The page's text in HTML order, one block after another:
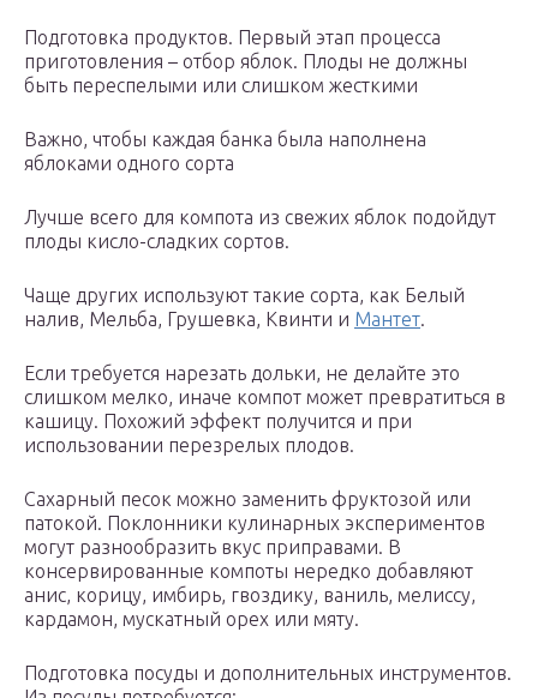
Подготовка продуктов. Первый этап процесса
приготовления – отбор яблок. Плоды не должны
быть переспелыми или слишком жесткими
Важно, чтобы каждая банка была наполнена
яблоками одного сорта
Лучше всего для компота из свежих яблок подойдут
плоды кисло-сладких сортов.
Чаще других используют такие сорта, как Белый
налив, Мельба, Грушевка, Квинти и Мантет.
Если требуется нарезать дольки, не делайте это
слишком мелко, иначе компот может превратиться в
кашицу. Похожий эффект получится и при
использовании перезрелых плодов.
Сахарный песок можно заменить фруктозой или
патокой. Поклонники кулинарных экспериментов
могут разнообразить вкус приправами. В
консервированные компоты нередко добавляют
анис, корицу, имбирь, гвоздику, ваниль, мелиссу,
кардамон, мускатный орех или мяту.
Подготовка посуды и дополнительных инструментов.